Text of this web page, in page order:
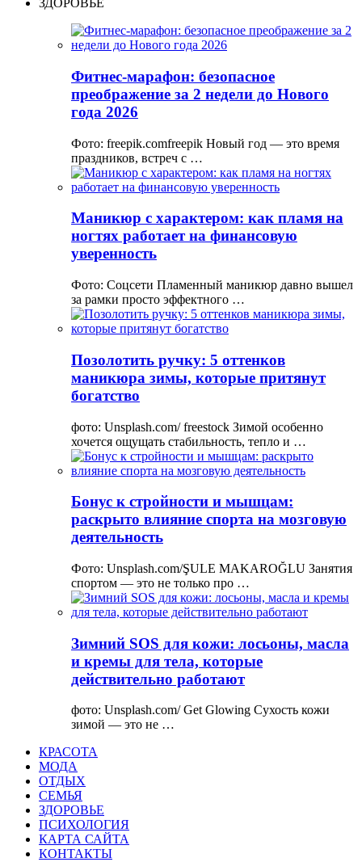
ЗДОРОВЬЕ
Фитнес-марафон: безопасное
преображение за 2 недели до Нового
года 2026
Фото: freepik.comfreepik Новый год — это время
праздников, встреч с …
Маникюр с характером: как пламя на
ногтях работает на финансовую
уверенность
Фото: Соцсети Пламенный маникюр давно вышел
за рамки просто эффектного …
Позолотить ручку: 5 оттенков
маникюра зимы, которые притянут
богатство
фото: Unsplash.com/ freestock Зимой особенно
хочется ощущать стабильность, тепло и …
Бонус к стройности и мышцам:
раскрыто влияние спорта на мозговую
деятельность
Фото: Unsplash.com/ŞULE MAKAROĞLU Занятия
спортом — это не только про …
Зимний SOS для кожи: лосьоны, масла
и кремы для тела, которые
действительно работают
фото: Unsplash.com/ Get Glowing Сухость кожи
зимой — это не …
КРАСОТА
МОДА
ОТДЫХ
СЕМЬЯ
ЗДОРОВЬЕ
ПСИХОЛОГИЯ
КАРТА САЙТА
КОНТАКТЫ